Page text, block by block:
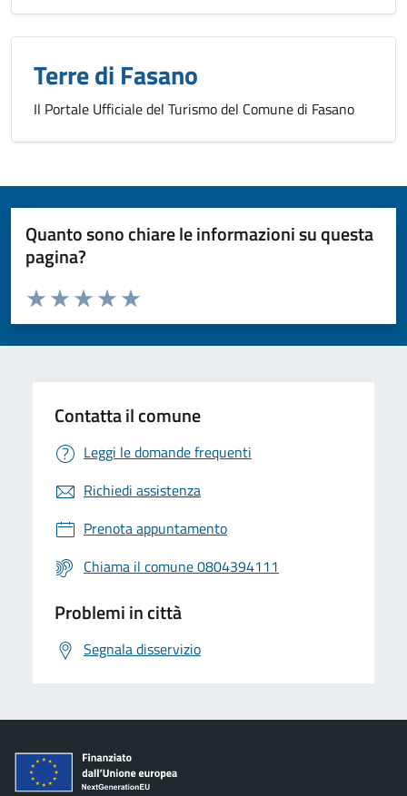
Terre di Fasano
Il Portale Ufficiale del Turismo del Comune di Fasano
Quanto sono chiare le informazioni su questa
pagina?
Valuta da 1 a 5 stelle la pagina
Valuta 5 stelle su 5
Valuta 4 stelle su 5
Valuta 3 stelle su 5
Valuta 2 stelle su 5
Valuta 1 stelle su 5
Contatta il comune
Leggi le domande frequenti
Richiedi assistenza
Prenota appuntamento
Chiama il comune 0804394111
Problemi in città
Segnala disservizio